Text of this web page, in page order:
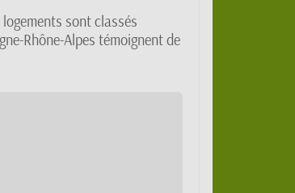
sont classés
Rhône-Alpes témoignent de